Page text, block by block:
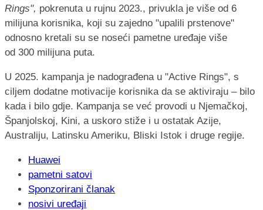
Rings", pokrenuta u rujnu 2023., privukla je više od 6
milijuna korisnika, koji su zajedno "upalili prstenove"
odnosno kretali su se noseći pametne uređaje više
od 300 milijuna puta.
U 2025. kampanja je nadograđena u "Active Rings", s
ciljem dodatne motivacije korisnika da se aktiviraju – bilo
kada i bilo gdje. Kampanja se već provodi u Njemačkoj,
Španjolskoj, Kini, a uskoro stiže i u ostatak Azije,
Australiju, Latinsku Ameriku, Bliski Istok i druge regije.
Huawei
pametni satovi
Sponzorirani članak
nosivi uređaji